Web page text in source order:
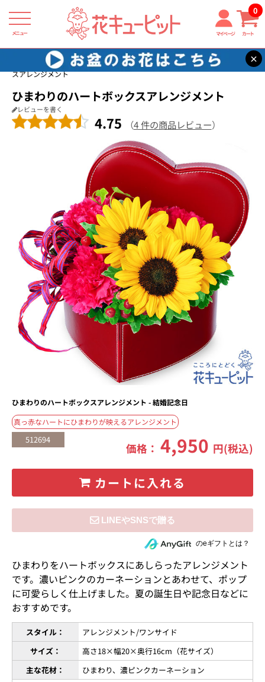
メニュー マイページ カート
0
×
花キューピット 結婚記念日
【結婚記念日】ひまわりのハートボック
スアレンジメント
ひまわりのハートボックスアレンジメント
レビューを書く
4.75 （4 件の商品レビュー）
ひまわりのハートボックスアレンジメント - 結婚記念日
真っ赤なハートにひまわりが映えるアレンジメント
512694
価格：4,950 円(税込)
カートに入れる
住所を知らない相手にeギフトで贈るのeギフトとは？
ひまわりをハートボックスにあしらったアレンジメント
です。濃いピンクのカーネーションとあわせて、ポップ
に可愛らしく仕上げました。夏の誕生日や記念日などに
おすすめです。
スタイル：
アレンジメント/ワンサイド
サイズ：
高さ18×幅20×奥行16cm（花サイズ）
主な花材：
ひまわり、濃ピンクカーネーション